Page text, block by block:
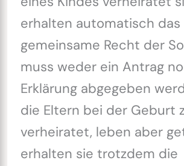
erhalten automatisch das
gemeinsame Recht der
muss weder ein Antrag
Erklärung abgegeben
die Eltern bei der Geburt
verheiratet, leben aber
erhalten sie trotzdem die